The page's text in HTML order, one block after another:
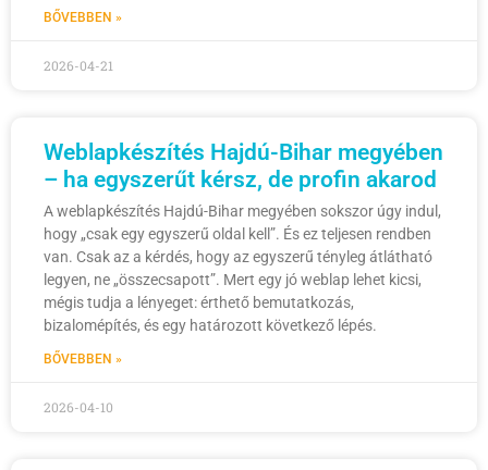
BŐVEBBEN »
2026-04-21
Weblapkészítés Hajdú-Bihar megyében
– ha egyszerűt kérsz, de profin akarod
A weblapkészítés Hajdú-Bihar megyében sokszor úgy indul,
hogy „csak egy egyszerű oldal kell”. És ez teljesen rendben
van. Csak az a kérdés, hogy az egyszerű tényleg átlátható
legyen, ne „összecsapott”. Mert egy jó weblap lehet kicsi,
mégis tudja a lényeget: érthető bemutatkozás,
bizalomépítés, és egy határozott következő lépés.
BŐVEBBEN »
2026-04-10